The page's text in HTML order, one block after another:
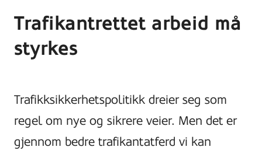
Trafikantrettet arbeid må
styrkes
Trafikksikkerhetspolitikk dreier seg som
regel om nye og sikrere veier. Men det er
gjennom bedre trafikantatferd vi kan